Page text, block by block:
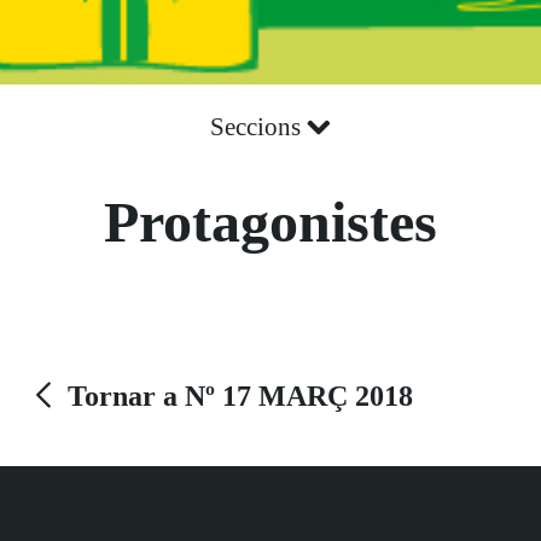
Seccions
Protagonistes
Tornar a Nº 17 MARÇ 2018